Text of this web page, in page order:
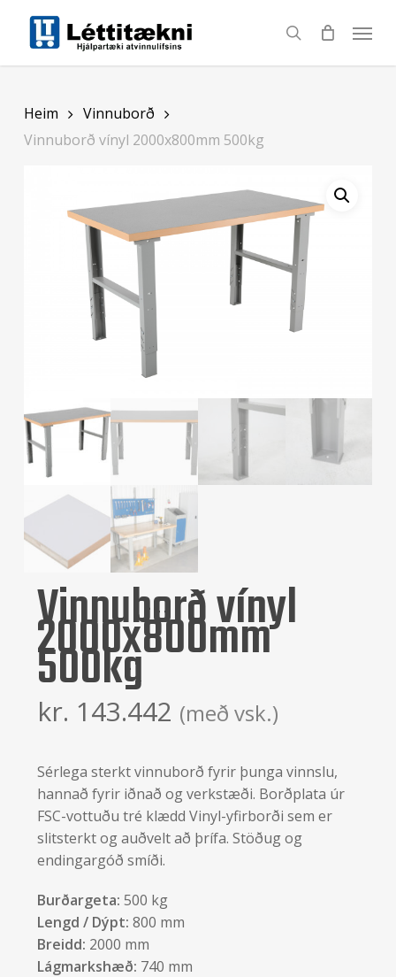
main
search
Heim
Vinnuborð
Vinnuborð vínyl 2000x800mm 500kg
Vinnuborð vínyl
2000x800mm
500kg
kr. 143.442 (með vsk.)
Sérlega sterkt vinnuborð fyrir þunga vinnslu,
hannað fyrir iðnað og verkstæði. Borðplata úr
FSC-vottuðu tré klædd Vinyl-yfirborði sem er
slitsterkt og auðvelt að þrífa. Stöðug og
endingargóð smíði.
Burðargeta: 500 kg
Lengd / Dýpt: 800 mm
Breidd: 2000 mm
Lágmarkshæð: 740 mm